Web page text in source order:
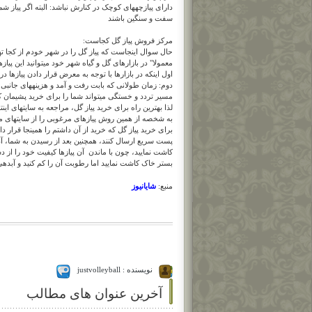
دارای پیازچههای کوچک در کنارش نباشد: البته اگر
سفت و سنگین باشند
مرکز فروش پیاز گل کجاست:
حال سوال اینجاست که پیاز گل را در شهر خودم از کجا
معمولا" در بازارهای گل و گیاه شهر خود میتوانید این
اول اینکه در بازارها با توجه به معرض قرار دادن پیازها
دوم: زمان طولانی که بابت رفت و آمد و هزینههای
مسیر تردد و خستگی میتواند شما را برای خرید پشیمان
لذا بهترین راه برای خرید پیاز گل، مراجعه به سایتهای
به شخصه از همین روش پیازهای مرغوبی را از
برای خرید پیاز گل که خرید از آن داشتم را همینجا قرار
پست سریع ارسال کنند، همچنین بعد از رسیدن به
کاشت نمایید، چون با ماندن آن پیازها کیفیت خود را از
بستر خاک کاشت نمایید اما رطوبت آن را کم کنید و آبدهی
منبع:شایانیوز
نویسنده : justvolleyball
آخرین عنوان های مطالب